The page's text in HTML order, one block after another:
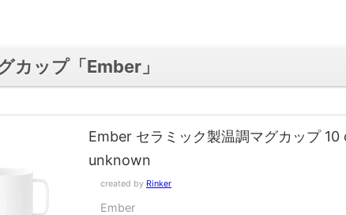
カップ「Ember」
Ember セラミック製温調マグカップ 10
unknown
created by Rinker
Ember